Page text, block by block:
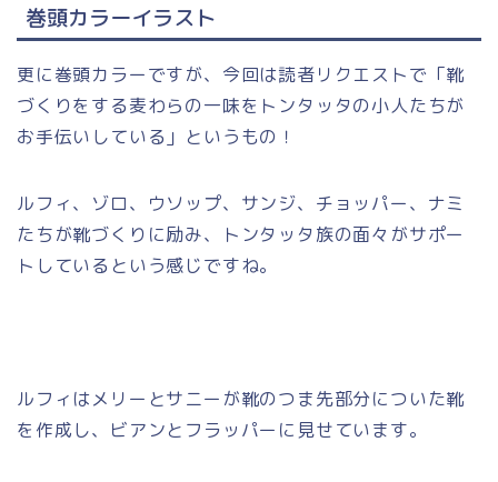
巻頭カラーイラスト
更に巻頭カラーですが、今回は読者リクエストで「靴
づくりをする麦わらの一味をトンタッタの小人たちが
お手伝いしている」というもの！
ルフィ、ゾロ、ウソップ、サンジ、チョッパー、ナミ
たちが靴づくりに励み、トンタッタ族の面々がサポー
トしているという感じですね。
ルフィはメリーとサニーが靴のつま先部分についた靴
を作成し、ビアンとフラッパーに見せています。